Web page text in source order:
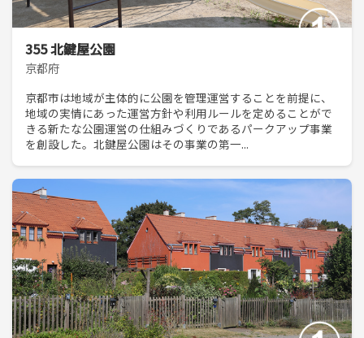
355 北鍵屋公園
京都府
京都市は地域が主体的に公園を管理運営することを前提に、
地域の実情にあった運営方針や利用ルールを定めることがで
きる新たな公園運営の仕組みづくりであるパークアップ事業
を創設した。北鍵屋公園はその事業の第一...